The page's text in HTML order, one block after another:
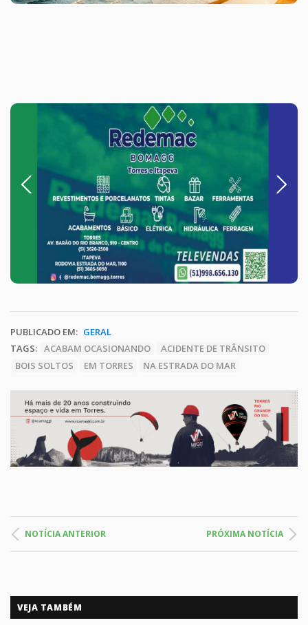
Previous Next
PUBLICADO EM: GERAL
TAGS: ACABAM OCASIONANDO
ACIDENTE DE TRÂNSITO
BOIS SOLTOS
EM TORRES NA ESTRADA DO MAR
NOTÍCIA ANTERIOR PRÓXIMA NOTÍCIA
VEJA TAMBÉM